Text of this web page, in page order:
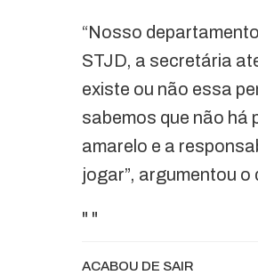
“Nosso
STJD, a secretária
existe ou não essa
sabemos que não há
amarelo e a
jogar”, argumentou o
" "
ACABOU DE SAIR